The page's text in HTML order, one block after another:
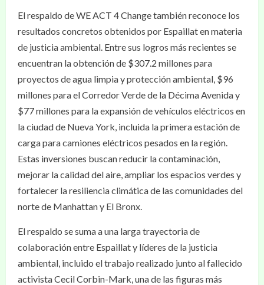
El respaldo de WE ACT 4 Change también reconoce los
resultados concretos obtenidos por Espaillat en materia
de justicia ambiental. Entre sus logros más recientes se
encuentran la obtención de $307.2 millones para
proyectos de agua limpia y protección ambiental, $96
millones para el Corredor Verde de la Décima Avenida y
$77 millones para la expansión de vehículos eléctricos en
la ciudad de Nueva York, incluida la primera estación de
carga para camiones eléctricos pesados en la región.
Estas inversiones buscan reducir la contaminación,
mejorar la calidad del aire, ampliar los espacios verdes y
fortalecer la resiliencia climática de las comunidades del
norte de Manhattan y El Bronx.
El respaldo se suma a una larga trayectoria de
colaboración entre Espaillat y líderes de la justicia
ambiental, incluido el trabajo realizado junto al fallecido
activista Cecil Corbin-Mark, una de las figuras más